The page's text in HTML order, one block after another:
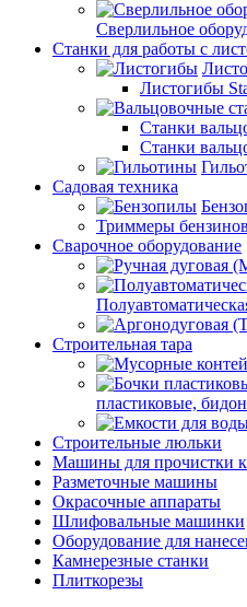
Сверлильное
Станки для работы с
Листогибы
Станки
Станки
Садовая техника
Триммеры
Сварочное оборудование
Строительная тара
пластиковые,
Строительные люльки
Машины для прочистки
Разметочные машины
Окрасочные аппараты
Шлифовальные машинки
Оборудование для
Камнерезные станки
Плиткорезы